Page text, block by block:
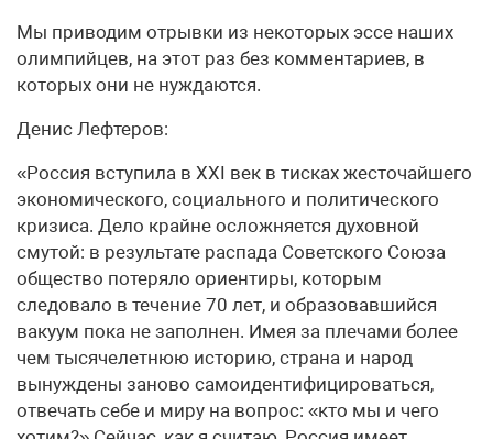
Мы приводим отрывки из некоторых эссе наших
олимпийцев, на этот раз без комментариев, в
которых они не нуждаются.
Денис Лефтеров:
«Россия вступила в ХХI век в тисках жесточайшего
экономического, социального и политического
кризиса. Дело крайне осложняется духовной
смутой: в результате распада Советского Союза
общество потеряло ориентиры, которым
следовало в течение 70 лет, и образовавшийся
вакуум пока не заполнен. Имея за плечами более
чем тысячелетнюю историю, страна и народ
вынуждены заново самоидентифицироваться,
отвечать себе и миру на вопрос: «кто мы и чего